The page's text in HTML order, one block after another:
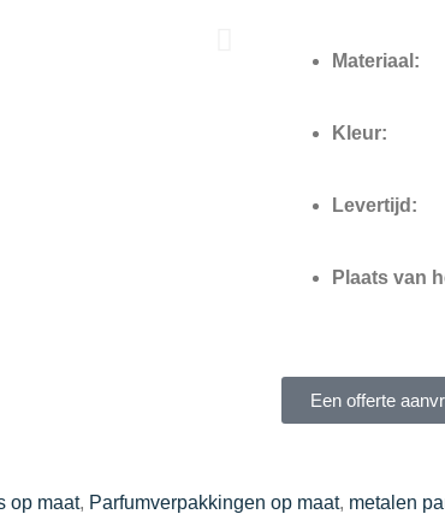
Materiaal:
Kleur:
Levertijd:
Plaats van
Een offerte
op maat, Parfumverpakkingen op maat, metalen